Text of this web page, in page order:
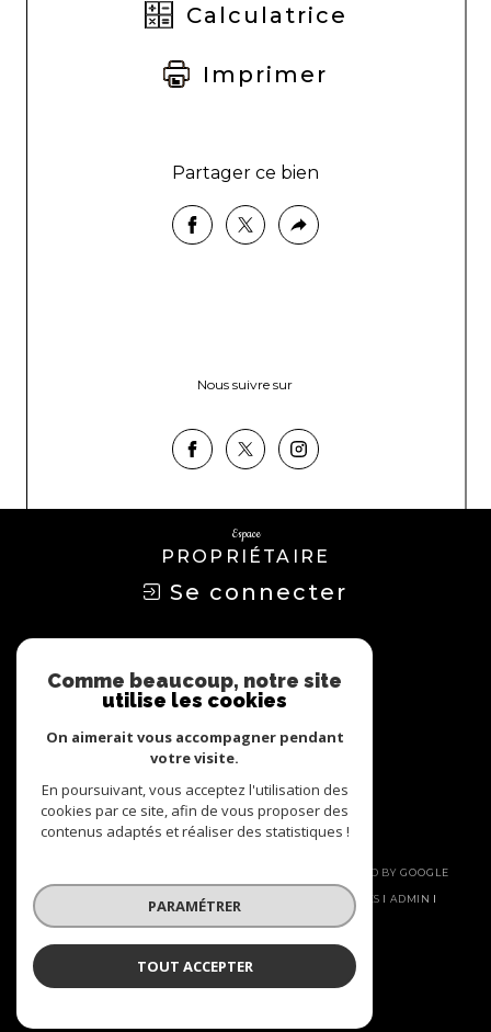
Calculatrice
Imprimer
Partager ce bien
Nous suivre sur
Espace
PROPRIÉTAIRE
Se connecter
© 2026 | TOUS DROITS RÉSERVÉS | TRADUCTION POWERED BY GOOGLE
|
PLAN DU SITE MENTIONS LÉGALES
ADMIN
NOS LIENS
POLITIQUE RGPD COOKIES
Comme beaucoup, notre site
utilise les cookies
On aimerait vous accompagner pendant
votre visite.
En poursuivant, vous acceptez l'utilisation des
cookies par ce site, afin de vous proposer des
contenus adaptés et réaliser des statistiques !
PARAMÉTRER
TOUT ACCEPTER